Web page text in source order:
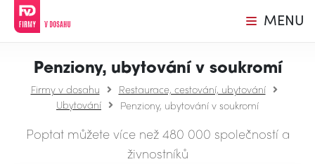
MENU
Penziony, ubytování v soukromí
Firmy v dosahu
Restaurace, cestování, ubytování
Ubytování
Penziony, ubytování v soukromí
Poptat můžete více než 480 000 společností a
živnostníků